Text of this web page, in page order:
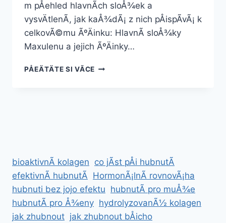
m pÅehled hlavnÃ­ch sloÅ¾ek a
vysvÄtlenÃ­, jak kaÅ¾dÃ¡ z nich pÅispÃ­vÃ¡ k
celkovÃ©mu ÃºÄinku: HlavnÃ­ sloÅ¾ky
Maxulenu a jejich ÃºÄinky…
PÅEÄTÄTE SI VÃ­CEMAXULEN
bioaktivnÃ­ kolagen co jÃ­st pÅi hubnutÃ­
efektivnÃ­ hubnutÃ­ HormonÃ¡lnÃ­ rovnovÃ¡ha
hubnuti bez jojo efektu hubnutÃ­ pro muÅ¾e
hubnutÃ­ pro Å¾eny hydrolyzovanÃ½ kolagen
jak zhubnout jak zhubnout bÅicho